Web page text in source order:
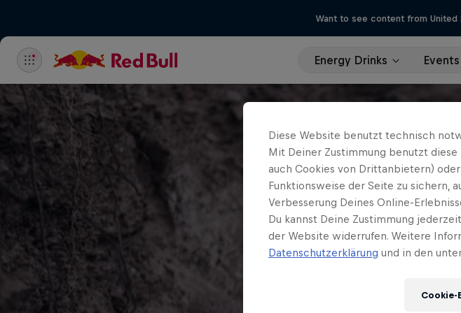
Want to see content from United
Energy Drinks Events
Diese Website benutzt technisch
Mit Deiner Zustimmung benutzt
auch Cookies von Drittanbietern)
Funktionsweise der Seite zu sichern,
Verbesserung Deines Online-
Du kannst Deine Zustimmung
der Website widerrufen. Weitere
Datenschutzerklärung und in den
Cookie-